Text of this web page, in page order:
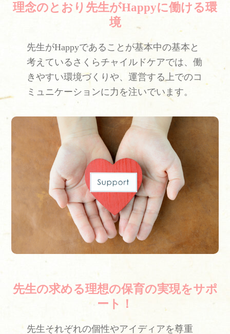
理念のとおり先生がHappyに働ける環
境
先生がHappyであることが基本中の基本と
考えているさくらチャイルドケアでは、働
きやすい環境づくりや、運営する上でのコ
ミュニケーションに力を注いでいます。
先生の求める理想の保育の実現をサポ
ート！
先生それぞれの個性やアイディアを尊重